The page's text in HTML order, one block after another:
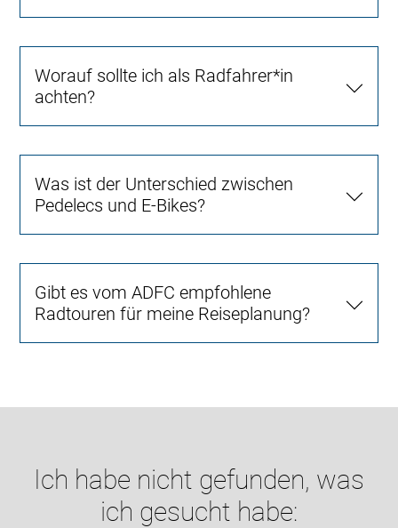
Worauf sollte ich als Radfahrer*in
achten?
Was ist der Unterschied zwischen
Pedelecs und E-Bikes?
Gibt es vom ADFC empfohlene
Radtouren für meine Reiseplanung?
Ich habe nicht gefunden, was
ich gesucht habe: